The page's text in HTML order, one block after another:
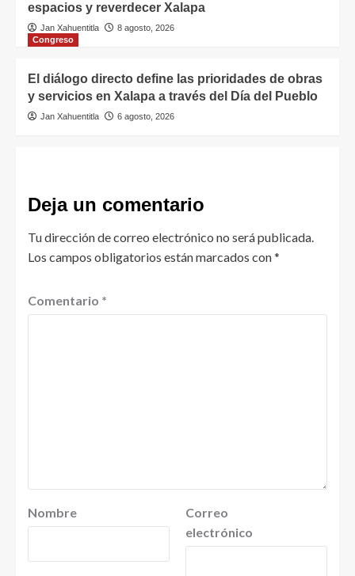
espacios y reverdecer Xalapa
Jan Xahuentitla
8 agosto, 2026
Congreso
El diálogo directo define las prioridades de obras
y servicios en Xalapa a través del Día del Pueblo
Jan Xahuentitla 6 agosto, 2026
Deja un comentario
Tu dirección de correo electrónico no será publicada.
Los campos obligatorios están marcados con*
Comentario *
Nombre
Correo
electrónico